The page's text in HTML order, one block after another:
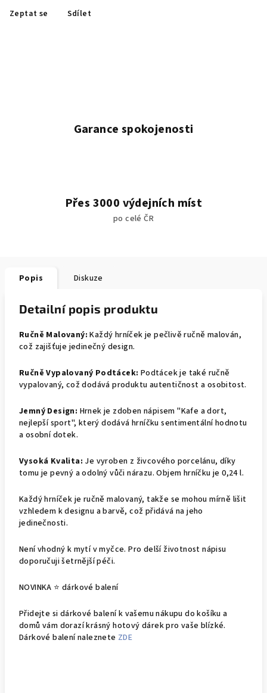
Zeptat se Sdílet
Garance spokojenosti
Přes 3000 výdejních míst
po celé ČR
Popis Diskuze
Detailní popis produktu
Ručně Malovaný: Každý hrníček je pečlivě ručně malován,
což zajišťuje jedinečný design.
Ručně Vypalovaný Podtácek: Podtácek je také ručně
vypalovaný, což dodává produktu autentičnost a osobitost.
Jemný Design: Hrnek je zdoben nápisem "Kafe a dort,
nejlepší sport", který dodává hrníčku sentimentální hodnotu
a osobní dotek.
Vysoká Kvalita: Je vyroben z živcového porcelánu, díky
tomu je pevný a odolný vůči nárazu. Objem hrníčku je 0,24 l.
Každý hrníček je ručně malovaný, takže se mohou mírně lišit
vzhledem k designu a barvě, což přidává na jeho
jedinečnosti.
Není vhodný k mytí v myčce. Pro delší životnost nápisu
doporučuji šetrnější péči.
NOVINKA ⭐ dárkové balení
Přidejte si dárkové balení k vašemu nákupu do košíku a
domů vám dorazí krásný hotový dárek pro vaše blízké.
Dárkové balení naleznete ZDE